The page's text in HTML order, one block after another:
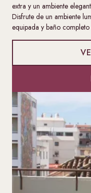
extra y un ambiente
Disfrute de un ambiente
equipada y baño completo